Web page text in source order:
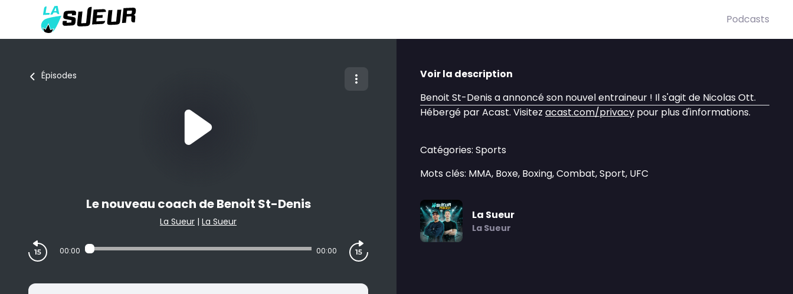
Podcasts
Épisodes
Le nouveau coach de Benoit St-Denis
La Sueur | La Sueur
00:00 00:00
Voir la description
Benoit St-Denis a annoncé son nouvel entraineur ! Il s'agit de Nicolas Ott.
Hébergé par Acast. Visitez acast.com/privacy pour plus d'informations.
Catégories: Sports
Mots clés: MMA, Boxe, Boxing, Combat, Sport, UFC
La Sueur
La Sueur